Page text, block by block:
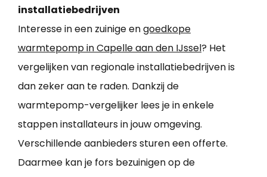
installatiebedrijven
Interesse in een zuinige engoedkope
warmtepomp in Capelle aan den IJssel? Het
vergelijken van regionale installatiebedrijven is
dan zeker aan te raden. Dankzij de
warmtepomp-vergelijker lees je in enkele
stappen installateurs in jouw omgeving.
Verschillende aanbieders sturen een offerte.
Daarmee kan je fors bezuinigen op de